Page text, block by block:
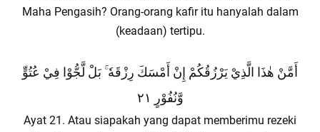
Maha Pengasih? Orang-orang kafir itu hanyalah dalam
(keadaan) tertipu.
أَمَّنْ هٰذَا الَّذِيْ يَرْزُقُكُمْ إِنْ أَمْسَكَ رِزْقَهٗ ۚ بَلْ لَّجُّوْا فِيْ عُتُوٍّ
وَّنُفُوْرٍ ٢١
Ayat 21. Atau siapakah yang dapat memberimu rezeki